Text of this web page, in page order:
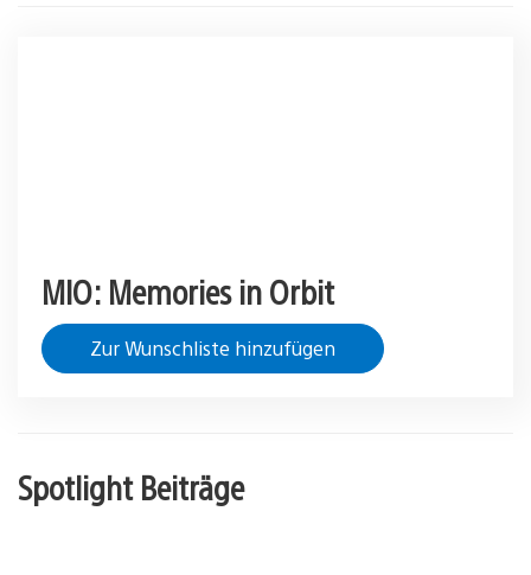
MIO: Memories in Orbit
Zur Wunschliste hinzufügen
Spotlight Beiträge